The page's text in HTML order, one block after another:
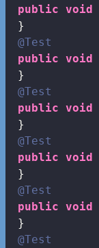
public void
}
@Test
public void
}
@Test
public void
}
@Test
public void
}
@Test
public void
}
@Test